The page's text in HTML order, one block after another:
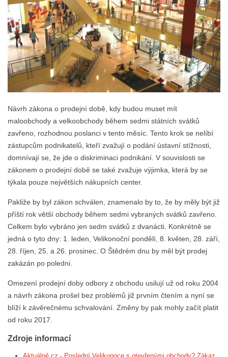
Návrh zákona o prodejní době, kdy budou muset mít
maloobchody a velkoobchody během sedmi státních svátků
zavřeno, rozhodnou poslanci v tento měsíc. Tento krok se nelíbí
zástupcům podnikatelů, kteří zvažují o podání ústavní stížnosti,
domnívají se, že jde o diskriminaci podnikání. V souvislosti se
zákonem o prodejní době se také zvažuje výjimka, která by se
týkala pouze největších nákupních center.
Pakliže by byl zákon schválen, znamenalo by to, že by měly být již
příští rok větší obchody během sedmi vybraných svátků zavřeno.
Celkem bylo vybráno jen sedm svátků z dvanácti. Konkrétně se
jedná o tyto dny: 1. leden, Velikonoční pondělí, 8. květen, 28. září,
28. říjen, 25. a 26. prosinec. O Štědrém dnu by měl být prodej
zakázán po poledni.
Omezení prodejní doby odbory z obchodu usilují už od roku 2004
a návrh zákona prošel bez problémů již prvním čtením a nyní se
blíží k závěrečnému schvalování. Změny by pak mohly začít platit
od roku 2017.
Zdroje informací